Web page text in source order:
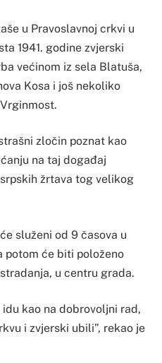
u Pravoslavnoj crkvi u
1941. godine zvjerski
većinom iz sela Blatuša,
Kosa i još nekoliko
zločin poznat kao
na taj događaj
žrtava tog velikog
služeni od 9 časova u
potom će biti položeno
u centru grada.
kao na dobrovoljni rad,
i zvjerski ubili”, rekao je